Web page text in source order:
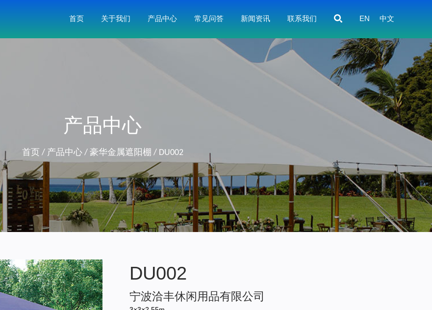
EN 中文
联系我们
新闻资讯
常见问答
产品中心
关于我们
首页
产品中心
首页 / 产品中心/ 豪华金属遮阳棚 / DU002
DU002
宁波洽丰休闲用品有限公司